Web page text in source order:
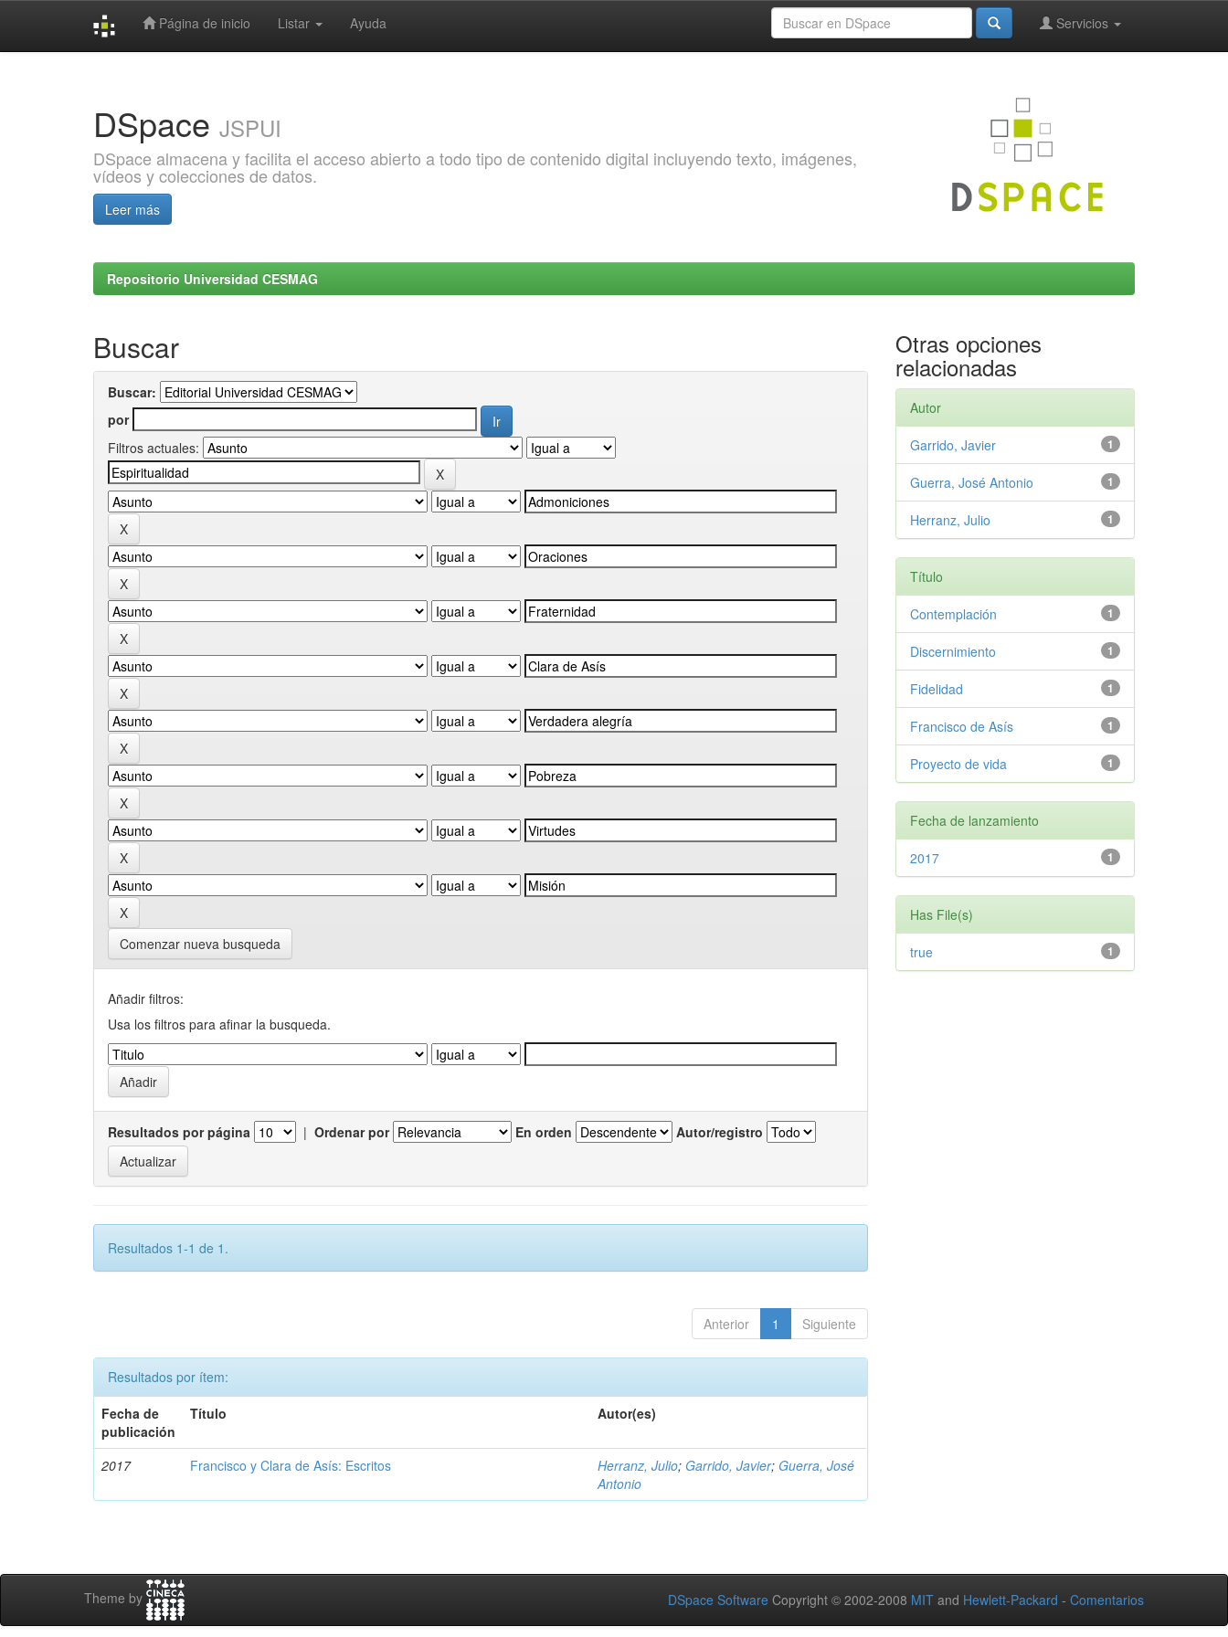
Página de inicio Listar Ayuda Servicios
DSpace JSPUI
DSpace almacena y facilita el acceso abierto a todo tipo de contenido digital incluyendo texto, imágenes,
vídeos y colecciones de datos.
Leer más
Repositorio Universidad CESMAG
Buscar
Buscar:
por
Filtros actuales:
Comenzar nueva busqueda
Añadir filtros:
Usa los filtros para afinar la busqueda.
Resultados por página | Ordenar por En orden Autor/registro
Resultados 1-1 de 1.
Anterior 1 Siguiente
Resultados por ítem:
Fecha de
publicación
Título Autor(es)
2017 Francisco y Clara de Asís: Escritos Herranz, Julio; Garrido, Javier; Guerra, José
Antonio
Otras opciones
relacionadas
Autor
1
Garrido, Javier
1
Guerra, José Antonio
1
Herranz, Julio
Título
1
Contemplación
1
Discernimiento
1
Fidelidad
1
Francisco de Asís
1
Proyecto de vida
Fecha de lanzamiento
1
2017
Has File(s)
1
true
Theme by DSpace Software Copyright © 2002-2008 MIT and Hewlett-Packard - Comentarios